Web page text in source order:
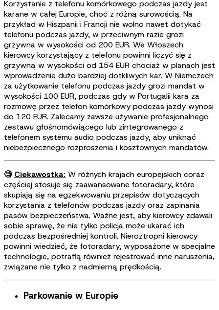
Korzystanie z telefonu komórkowego podczas jazdy jest
karane w całej Europie, choć z różną surowością. Na
przykład w Hiszpanii i Francji nie wolno nawet dotykać
telefonu podczas jazdy, w przeciwnym razie grozi
grzywna w wysokości od 200 EUR. We Włoszech
kierowcy korzystający z telefonu powinni liczyć się z
grzywną w wysokości od 154 EUR chociaż w planach jest
wprowadzenie dużo bardziej dotkliwych kar. W Niemczech
za użytkowanie telefonu podczas jazdy grozi mandat w
wysokości 100 EUR, podczas gdy w Portugalii kara za
rozmowę przez telefon komórkowy podczas jazdy wynosi
do 120 EUR. Zalecamy zawsze używanie profesjonalnego
zestawu głośnomówiącego lub zintegrowanego z
telefonem systemu audio podczas jazdy, aby uniknąć
niebezpiecznego rozproszenia i kosztownych mandatów.
🧐 Ciekawostka: W różnych krajach europejskich coraz
częściej stosuje się zaawansowane fotoradary, które
skupiają się na egzekwowaniu przepisów dotyczących
korzystania z telefonów podczas jazdy oraz zapinania
pasów bezpieczeństwa. Ważne jest, aby kierowcy zdawali
sobie sprawę, że nie tylko policja może ukarać ich
podczas bezpośredniej kontroli. Nieroztropni kierowcy
powinni wiedzieć, że fotoradary, wyposażone w specjalne
technologie, potrafią również rejestrować inne naruszenia,
związane nie tylko z nadmierną prędkością.
Parkowanie w Europie